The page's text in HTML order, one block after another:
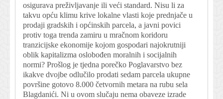
osigurava preživljavanje ili veći standard. Nisu li za
takvu opću klimu krive lokalne vlasti koje prednjače u
prodaji gradskih i općinskih parcela, a javni povici
protiv toga trenda zamiru u mračnom koridoru
tranzicijske ekonomije kojom gospodari najokrutniji
oblik kapitalizma oslobođen moralnih i socijalnih
normi? Prošlog je tjedna porečko Poglavarstvo bez
ikakve dvojbe odlučilo prodati sedam parcela ukupne
površine gotovo 8.000 četvornih metara na rubu sela
Blagdanići. Ni u ovom slučaju nema obaveze izrade